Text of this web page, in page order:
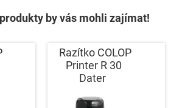
by vás mohli zajímat!
Razítko COLOP
Printer R 30
Dater